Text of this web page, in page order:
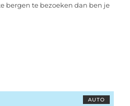
bergen te bezoeken dan ben je
AUTO